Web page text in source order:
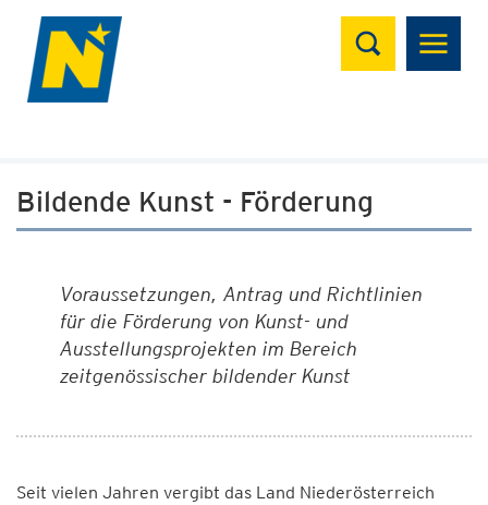
Suchen
Bildende Kunst - Förderung
Voraussetzungen, Antrag und Richtlinien
für die Förderung von Kunst- und
Ausstellungsprojekten im Bereich
zeitgenössischer bildender Kunst
Seit vielen Jahren vergibt das Land Niederösterreich